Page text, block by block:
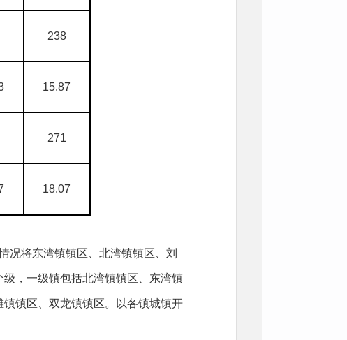
238
15.87
271
18.07
况将东湾镇镇区、北湾镇镇区、刘
，一级镇包括北湾镇镇区、东湾镇
镇区、双龙镇镇区。以各镇城镇开